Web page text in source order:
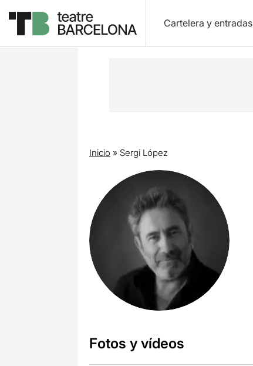
Cartelera y entradas
Inicio » Sergi López
Fotos y vídeos